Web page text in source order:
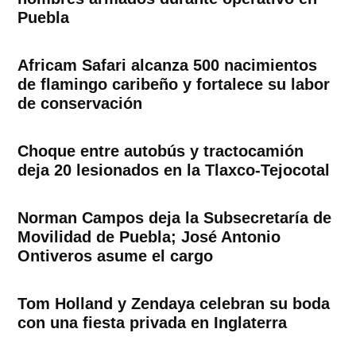
Puebla
Africam Safari alcanza 500 nacimientos
de flamingo caribeño y fortalece su labor
de conservación
Choque entre autobús y tractocamión
deja 20 lesionados en la Tlaxco-Tejocotal
Norman Campos deja la Subsecretaría de
Movilidad de Puebla; José Antonio
Ontiveros asume el cargo
Tom Holland y Zendaya celebran su boda
con una fiesta privada en Inglaterra